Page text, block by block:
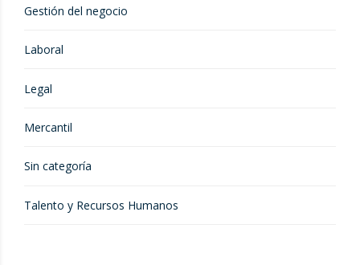
Gestión del negocio
Laboral
Legal
Mercantil
Sin categoría
Talento y Recursos Humanos